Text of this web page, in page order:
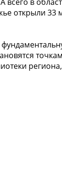
открыли 33